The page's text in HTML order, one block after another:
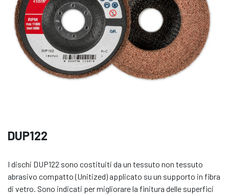
DUP122
I dischi DUP122 sono costituiti da un tessuto non tessuto
abrasivo compatto (Unitized) applicato su un supporto in fibra
di vetro. Sono indicati per migliorare la finitura delle superfici